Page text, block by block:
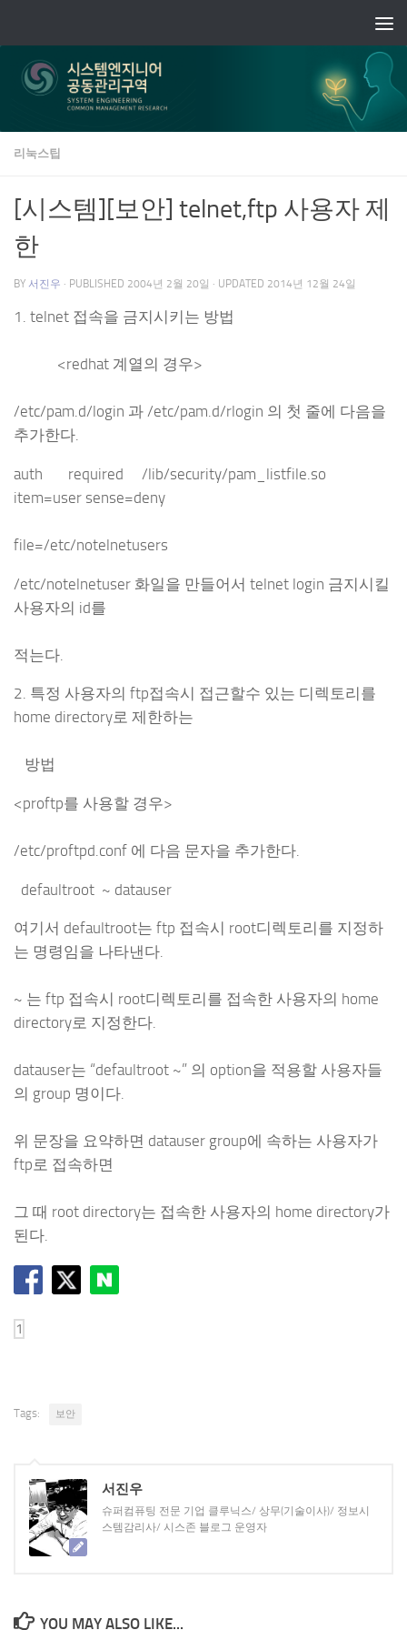
리눅스팁
[시스템][보안] telnet,ftp 사용자 제
한
BY 서진우 · PUBLISHED 2004년 2월 20일 · UPDATED 2014년 12월 24일
1. telnet 접속을 금지시키는 방법
<redhat 계열의 경우>
/etc/pam.d/login 과 /etc/pam.d/rlogin 의 첫 줄에 다음을
추가한다.
auth required /lib/security/pam_listfile.so
item=user sense=deny
file=/etc/notelnetusers
/etc/notelnetuser 화일을 만들어서 telnet login 금지시킬
사용자의 id를
적는다.
2. 특정 사용자의 ftp접속시 접근할수 있는 디렉토리를
home directory로 제한하는
방법
<proftp를 사용할 경우>
/etc/proftpd.conf 에 다음 문자을 추가한다.
defaultroot ~ datauser
여기서 defaultroot는 ftp 접속시 root디렉토리를 지정하
는 명령임을 나타낸다.
~ 는 ftp 접속시 root디렉토리를 접속한 사용자의 home
directory로 지정한다.
datauser는 “defaultroot ~” 의 option을 적용할 사용자들
의 group 명이다.
위 문장을 요약하면 datauser group에 속하는 사용자가
ftp로 접속하면
그 때 root directory는 접속한 사용자의 home directory가
된다.
Tags: 보안
서진우
슈퍼컴퓨팅 전문 기업 클루닉스/ 상무(기술이사)/ 정보시
스템감리사/ 시스존 블로그 운영자
YOU MAY ALSO LIKE...